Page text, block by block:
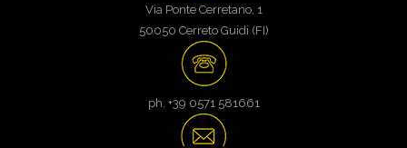
Via Ponte Cerretano, 1
50050 Cerreto Guidi (FI)
ph. +39 0571 581661